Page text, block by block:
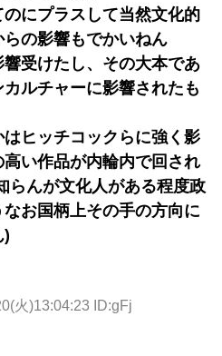
にプラスして当然文化的
の影響もでかいねん
受けたし、その大本であ
ルチャーに影響されたも
ヒッチコックらに強く影
い作品が内輪内で回され
らんが文化人がある程度政
お国柄上その手の方向に
)
火)13:04:23 ID:gFj